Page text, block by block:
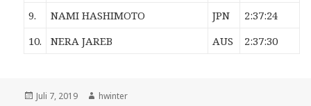
9.
NAMI HASHIMOTO JPN
2:37:24
10.
NERA JAREB AUS 2:37:30
Veröffentlicht
Juli 7, 2019 Autor
hwinter